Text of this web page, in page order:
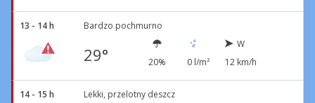
13 - 14 h Bardzo pochmurno
29° 20% 0 l/m²
W
12 km/h
14 - 15 h Lekki, przelotny deszcz